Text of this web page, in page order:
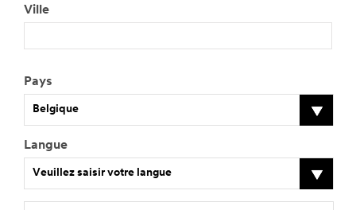
Ville
Pays
Belgique
Langue
Veuillez saisir votre langue